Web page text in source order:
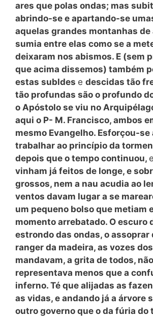
ares que polas ondas; mas
abrindo-se e apartando-se
aquelas grandes montanhas de
sumia entre elas como se a
deixaram nos abismos. E (sem
que acima dissemos) também
estas subldes e descidas tão
tão profundas são o profundo
o Apóstolo se viu no
aqui o P- M. Francisco, ambos
mesmo Evangelho. Esforçou-se
trabalhar ao princípio da
depois que o tempo continuou, e
vinham já feitos de longe, e
grossos, nem a nau acudia ao
ventos davam lugar a se
um pequeno bolso que metiam
momento arrebatado. O escuro
estrondo das ondas, o assoprar
ranger da madeira, as vozes
mandavam, a grita de todos, não
representava menos que a
inferno. Té que alijadas as
as vidas, e andando já a árvore
outro governo que o da fúria do